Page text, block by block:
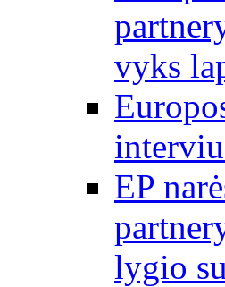
vyks
EP
lygio